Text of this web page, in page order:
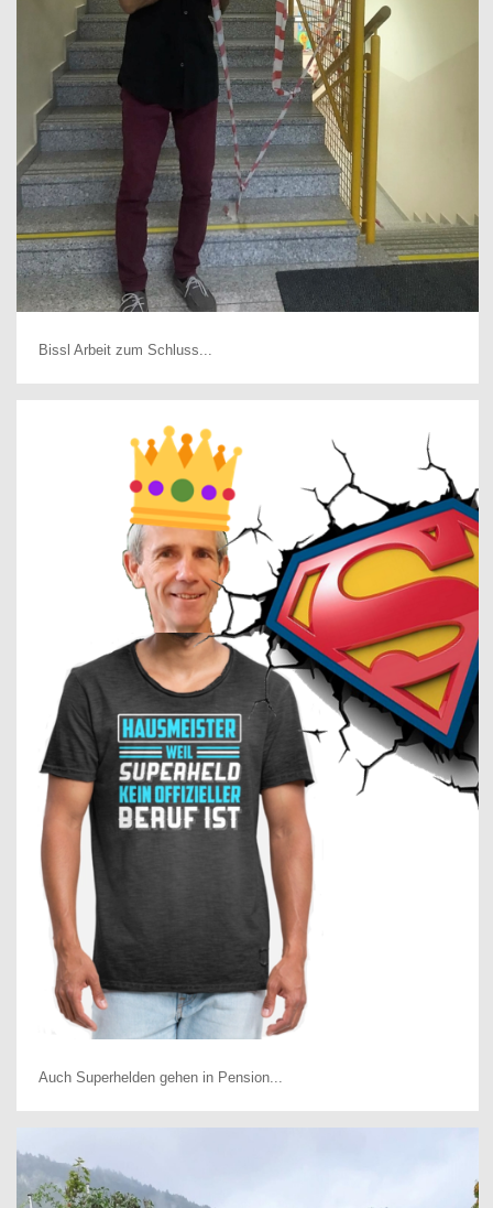
Bissl Arbeit zum Schluss...
Auch Superhelden gehen in Pension...